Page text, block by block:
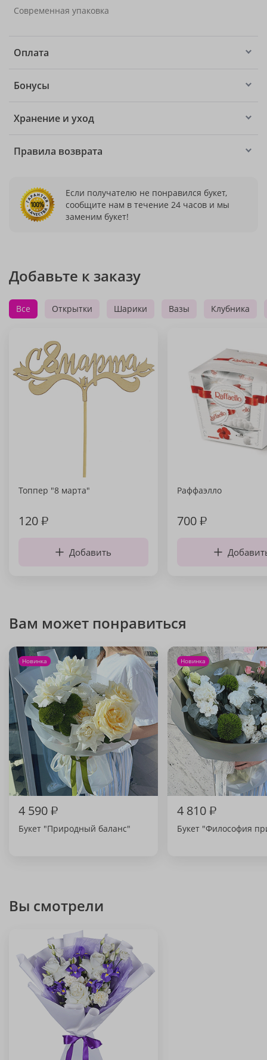
Современная упаковка
Оплата
Бонусы
Хранение и уход
Правила возврата
Если получателю не понравился букет,
сообщите нам в течение 24 часов и мы
заменим букет!
Добавьте к заказу
Все Открытки Шарики Вазы Клубника
Топпер "8 марта"
120₽
Добавить
Раффаэлло
700₽
Вам может понравиться
Новинка
4 590₽
Букет "Природный баланс"
Новинка
4 810₽
Букет "Философия
Вы смотрели